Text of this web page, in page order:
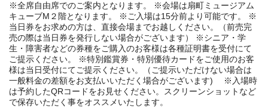
※全席自由席でのご案内となります。 ※会場は扇町ミュージアム
キューブM２階となります。 ※ご入場は15分前より可能です。 ※
当日券をお求めの方は、直接会場までお越しください。（前売完
売の際は当日券を発行しない場合がございます） ※シニア・学
生・障害者などの券種をご購入のお客様は各種証明書を受付にて
ご提示ください。 ※特別鑑賞券・特別優待カードをご使用のお客
様は当日受付にてご提示ください。（ご提示いただけない場合は
一般料金の差額をお支払いいただく場合がございます) ※入場時
は予約したQRコードをお見せください。スクリーンショットなど
で保存いただく事をオススメいたします。